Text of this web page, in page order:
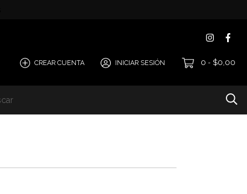
CREAR CUENTA INICIAR SESIÓN 0 - $0,00